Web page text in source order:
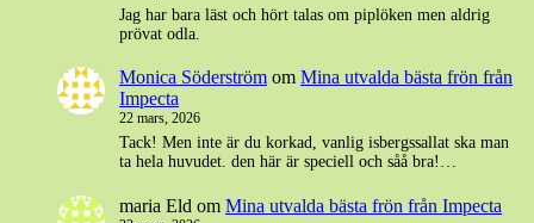
Jag har bara läst och hört talas om piplöken men aldrig
prövat odla.
Monica Söderström om Mina utvalda bästa frön från
Impecta
22 mars, 2026
Tack! Men inte är du korkad, vanlig isbergssallat ska man
ta hela huvudet. den här är speciell och såå bra!…
maria Eld om Mina utvalda bästa frön från Impecta